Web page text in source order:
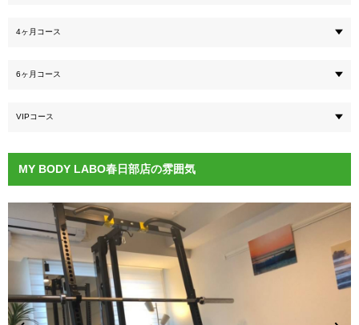
4ヶ月コース
6ヶ月コース
VIPコース
MY BODY LABO春日部店の雰囲気